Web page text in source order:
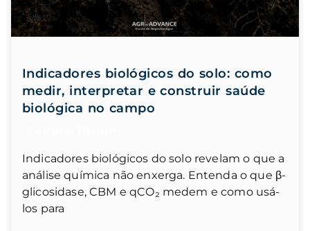
Indicadores biológicos do solo: como
medir, interpretar e construir saúde
biológica no campo
Indicadores biológicos do solo revelam o que a
análise química não enxerga. Entenda o que β-
glicosidase, CBM e qCO₂ medem e como usá-
los para